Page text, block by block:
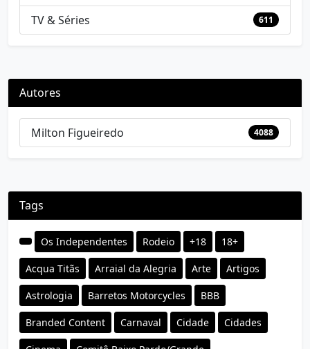
TV & Séries 611
Autores
Milton Figueiredo 4088
Tags
Os Independentes Rodeio +18 18+
Acqua Titãs Arraial da Alegria Arte Artigos
Astrologia Barretos Motorcycles BBB
Branded Content Carnaval Cidade Cidades